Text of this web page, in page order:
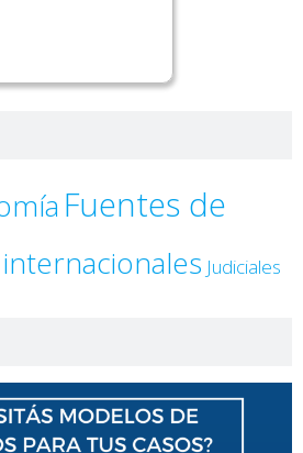
Fuentes de
internacionales Judiciales